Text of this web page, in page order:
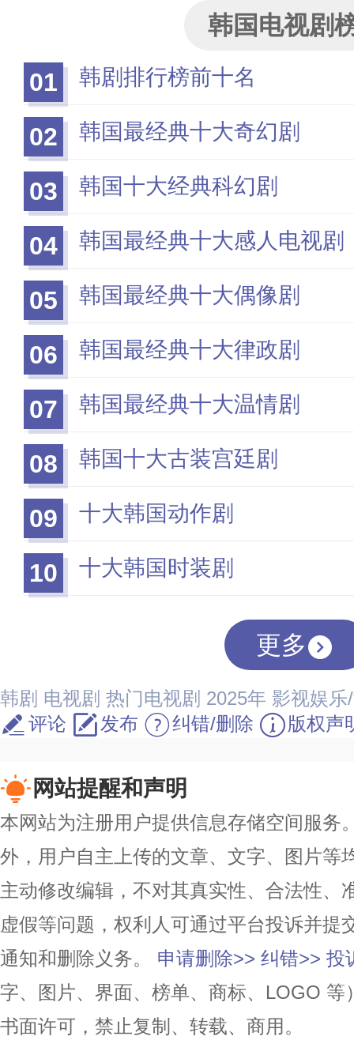
韩国电视剧
01
韩剧排行榜前十名
02 韩国最经典十大奇幻剧
03 韩国十大经典科幻剧
04 韩国最经典十大感人电视剧
05 韩国最经典十大偶像剧
06 韩国最经典十大律政剧
07 韩国最经典十大温情剧
08 韩国十大古装宫廷剧
09 十大韩国动作剧
10 十大韩国时装剧
更多
韩剧 电视剧 热门电视剧 2025年 影视娱乐
评论
发布 纠错/删除 版权声
网站提醒和声明
本网站为注册用户提供信息存储空间服务
外，用户自主上传的文章、文字、图片等
主动修改编辑，不对其真实性、合法性、
虚假等问题，权利人可通过平台投诉并提
通知和删除义务。
申请删除>> 纠错>> 投
字、图片、界面、榜单、商标、LOGO
书面许可，禁止复制、转载、商用。